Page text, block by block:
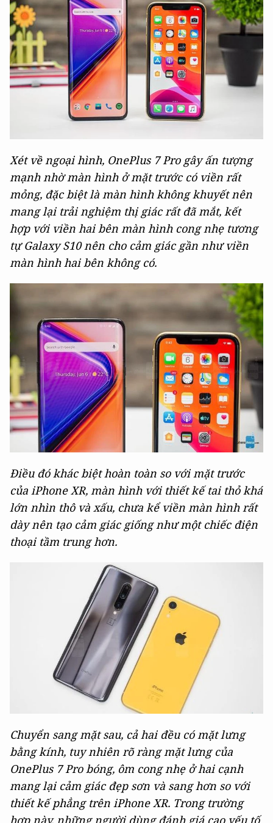
Xét về ngoại hình, OnePlus 7 Pro gây ấn tượng
mạnh nhờ màn hình ở mặt trước có viền rất
mỏng, đặc biệt là màn hình không khuyết nên
mang lại trải nghiệm thị giác rất đã mắt, kết
hợp với viền hai bên màn hình cong nhẹ tương
tự Galaxy S10 nên cho cảm giác gần như viền
màn hình hai bên không có.
Điều đó khác biệt hoàn toàn so với mặt trước
của iPhone XR, màn hình với thiết kế tai thỏ khá
lớn nhìn thô và xấu, chưa kể viền màn hình rất
dày nên tạo cảm giác giống như một chiếc điện
thoại tầm trung hơn.
Chuyển sang mặt sau, cả hai đều có mặt lưng
bằng kính, tuy nhiên rõ ràng mặt lưng của
OnePlus 7 Pro bóng, ôm cong nhẹ ở hai cạnh
mang lại cảm giác đẹp sơn và sang hơn so với
thiết kế phẳng trên iPhone XR. Trong trường
hợp này, những người dùng đánh giá cao yếu tố